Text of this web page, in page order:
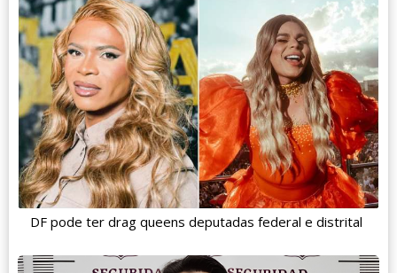
DF pode ter drag queens deputadas federal e distrital